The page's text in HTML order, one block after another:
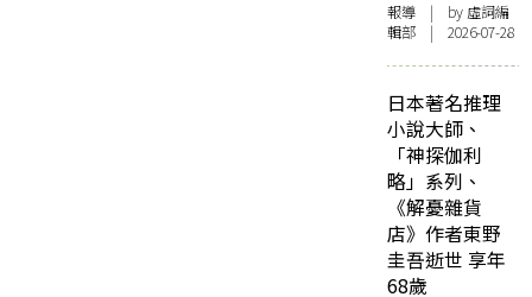
報導 | by 虛詞編
輯部 | 2026-07-28
日本著名推理
小說大師、
「神探伽利
略」系列、
《解憂雜貨
店》作者東野
圭吾逝世 享年
68歲